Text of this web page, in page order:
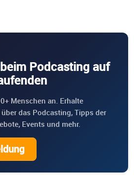
Podcasting auf
Menschen an. Erhalte
das Podcasting, Tipps der
Events und mehr.